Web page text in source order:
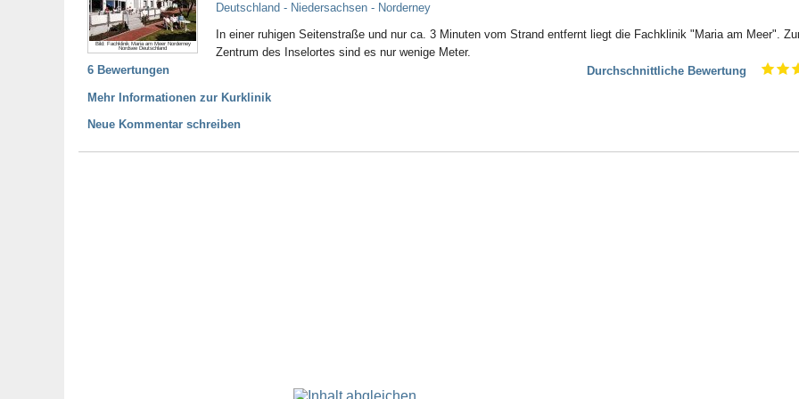
Bild: Fachklinik Maria am Meer Norderney
Nordsee Deutschland
Deutschland - Niedersachsen - Norderney
In einer ruhigen Seitenstraße und nur ca. 3 Minuten vom Strand entfernt liegt die Fachklinik "Maria am Meer".
Zentrum des Inselortes sind es nur wenige Meter.
6 Bewertungen
Durchschnittliche Bewertung
Mehr Informationen zur Kurklinik
Neue Kommentar schreiben